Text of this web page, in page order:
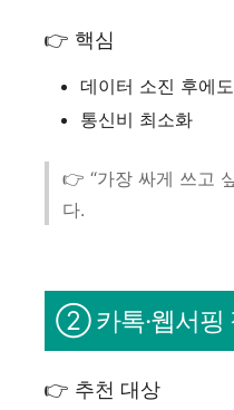
👉 핵심
데이터 소진 후에
통신비 최소화
👉 “가장 싸게 쓰고
다.
② 카톡·웹서핑
👉 추천 대상